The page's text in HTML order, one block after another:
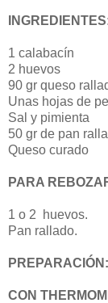
1 calabacín
2 huevos
90 gr queso
Unas hojas de
Sal y pimienta
50 gr de pan
Queso curado
PARA
1 o 2 huevos.
Pan rallado.
PREPARACIÓN:
CON